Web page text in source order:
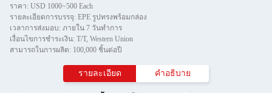
ราคา: USD 1000~500 Each
รายละเอียดการบรรจุ: EPE รูปทรงพร้อมกล่อง
เวลาการส่งมอบ: ภายใน 7 วันทําการ
เงื่อนไขการชำระเงิน: T/T, Western Union
สามารถในการผลิต: 100,000 ชิ้นต่อปี
รายละเอียด คําอธิบาย